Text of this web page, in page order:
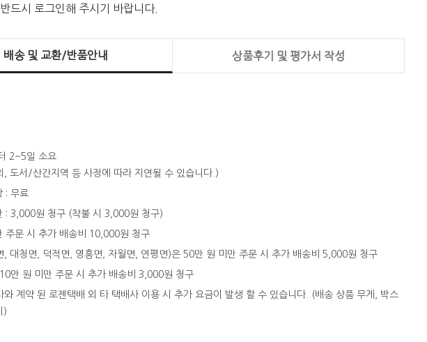
드시 로그인해 주시기 바랍니다.
배송 및 교환/반품안내 상품후기 및 평가서 작성
2~5일 소요
, 도서/산간지역 등 사정에 따라 지연될 수 있습니다.)
: 무료
: 3,000원 청구 (착불 시 3,000원 청구)
주문 시 추가 배송비 10,000원 청구
, 대청면, 덕적면, 영흥면, 자월면, 연평면)은 50만 원 미만 주문 시 추가 배송비 5,000원 청구
만 원 미만 주문 시 추가 배송비 3,000원 청구
계약 된 로젠택배 외 타 택배사 이용 시 추가 요금이 발생 할 수 있습니다. (배송 상품 무게, 박스
)